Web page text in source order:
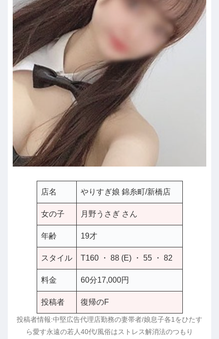
店名 やりすぎ娘 錦糸町/新橋店
女の子 月野うさぎ さん
年齢 19才
スタイル T160 ・ 88 (E) ・ 55 ・ 82
料金 60分17,000円
投稿者 復帰のF
投稿者情報:中堅広告代理店勤務の妻帯者/娘息子各1をひたす
ら愛す永遠の若人40代/風俗はストレス解消法のつもり